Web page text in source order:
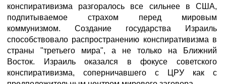
конспиративизма разгоралось все сильнее в США,
подпитываемое страхом перед мировым
коммунизмом. Создание государства Израиль
способствовало распространению конспиративизма в
страны "третьего мира", а не только на Ближний
Восток. Израиль оказался в фокусе советского
конспиративизма, соперничавшего с ЦРУ как с